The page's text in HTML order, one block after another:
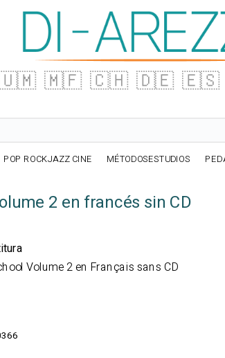
🇲🇫 🇨🇭 🇩🇪 🇪🇸
POP ROCKJAZZ CINE MÉTODOSESTUDIOS
2 en francés sin CD
Volume 2 en Français sans CD